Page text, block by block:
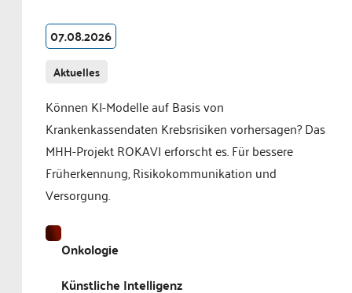
07.08.2026
Aktuelles
Können KI-Modelle auf Basis von
Krankenkassendaten Krebsrisiken vorhersagen? Das
MHH-Projekt ROKAVI erforscht es. Für bessere
Früherkennung, Risikokommunikation und
Versorgung.
Onkologie
Künstliche Intelligenz